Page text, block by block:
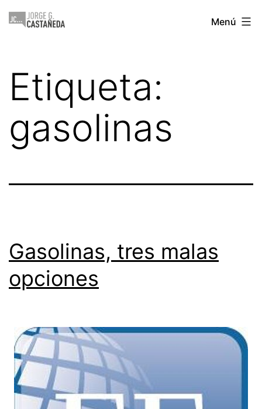
Saltar
Jorge
Menú
Etiqueta:
gasolinas
Gasolinas, tres malas
opciones